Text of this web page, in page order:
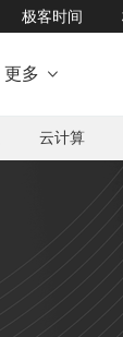
极客时间
更多 
云计算